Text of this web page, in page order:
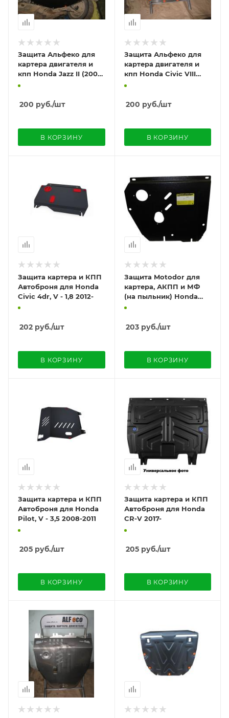
Защита Альфеко для
картера двигателя и
кпп Honda Jazz II (2002-
2008) / Fit (2002-2008)
200 руб./шт
В КОРЗИНУ
Защита Альфеко для
картера двигателя и
кпп Honda Civic VIII
(sedan), V-все (2006-
200 руб./шт
В КОРЗИНУ
Защита картера и КПП
Автоброня для Honda
Civic 4dr, V - 1,8 2012-
202 руб./шт
В КОРЗИНУ
Защита Motodor для
картера, АКПП и МФ
(на пыльник) Honda
Civic (HB) (2012 по
203руб./шт
В КОРЗИНУ
Защита картера и КПП
Автоброня для Honda
Pilot, V - 3,5 2008-2011
205 руб./шт
В КОРЗИНУ
Защита картера и КПП
Автоброня для Honda
CR-V 2017-
205руб./шт
В КОРЗИНУ